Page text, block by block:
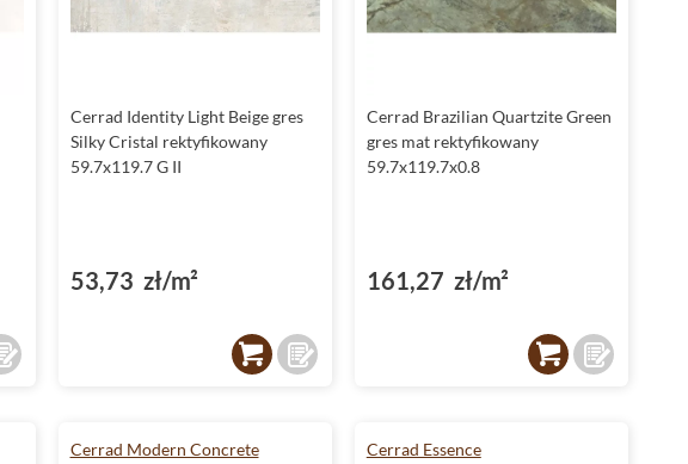
Cerrad Identity Light Beige gres
Silky Cristal rektyfikowany
59.7x119.7 G II
53,73 zł/m²
Cerrad Brazilian Quartzite Green
gres mat rektyfikowany
59.7x119.7x0.8
161,27 zł/m²
Cerrad Modern Concrete Cerrad Essence